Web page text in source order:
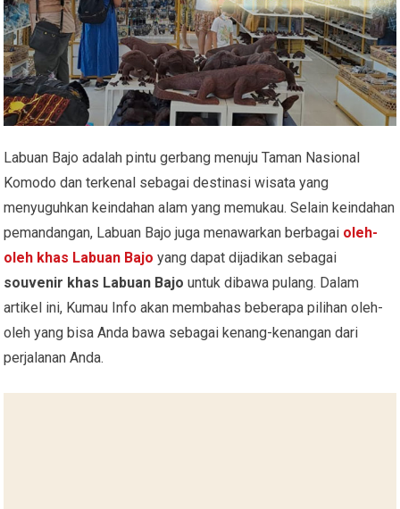
Labuan Bajo adalah pintu gerbang menuju Taman Nasional
Komodo dan terkenal sebagai destinasi wisata yang
menyuguhkan keindahan alam yang memukau. Selain keindahan
pemandangan, Labuan Bajo juga menawarkan berbagai oleh-
oleh khas Labuan Bajo yang dapat dijadikan sebagai
souvenir khas Labuan Bajo untuk dibawa pulang. Dalam
artikel ini, Kumau Info akan membahas beberapa pilihan oleh-
oleh yang bisa Anda bawa sebagai kenang-kenangan dari
perjalanan Anda.